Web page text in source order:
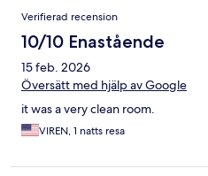
Verifierad recension
10/10 Enastående
15 feb. 2026
Översätt med hjälp av Google
it was a very clean room.
VIREN, 1 natts resa